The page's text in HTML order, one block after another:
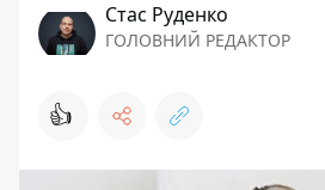
Стас Руденко
ГОЛОВНИЙ РЕДАКТОР
👍